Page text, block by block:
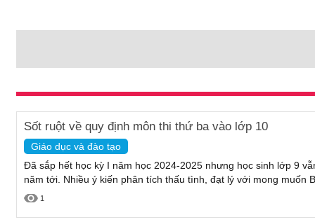
Sốt ruột về quy định môn thi thứ ba vào lớp 10
Giáo dục và đào tạo
Đã sắp hết học kỳ I năm học 2024-2025 nhưng học sinh lớp 9
năm tới. Nhiều ý kiến phân tích thấu tình, đạt lý với mong muốn
1